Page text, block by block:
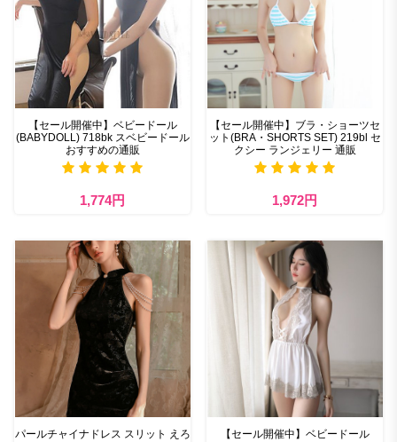
【セール開催中】ベビードール
(BABYDOLL) 718bk スベビードール
おすすめの通販
1,774円
【セール開催中】ブラ・ショーツセ
ット(BRA・SHORTS SET) 219bl セ
クシー ランジェリー 通販
1,972円
パールチャイナドレス スリット えろ
【セール開催中】ベビードール